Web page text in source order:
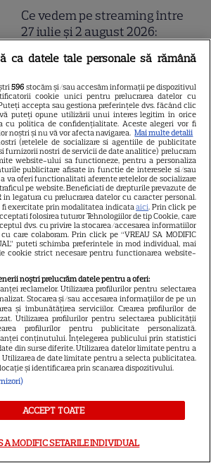
Ce vedem pe streaming între
27 iulie și 2 august 2026:
2 pe Disney+ și mari noutăți
Netflix
NETFLIX
Josh Hartnett revine pe Netflix
în thrillerul „Below”! Noutăți
majore despre premiile Emmy
și noul serial Dan Brown
DISNEY PLUS
Care-i buna și care-i reaua?
Emmy Rossum revine
spectaculos pe Disney+ în
thrillerul psihologic „Furie și
seducție”
ȘTIRI
25 de ani de la lansarea
filmului „Stăpânul inelelor:
Frăția Inelului”! Cum a creat
mai iubite producții fantasy din
ca datele tale personale să rămână
596 stocăm și/sau accesăm informații pe dispozitivul
cookie unici pentru prelucrarea datelor cu
accepta sau gestiona preferințele dvs. făcând clic
puteți opune utilizării unui interes legitim în orice
cu politica de confidențialitate. Aceste alegeri vor fi
noștri și nu vă vor afecta navigarea. Mai multe detalii
(retelele de socializare si agentiile de publicitate
furnizorii nostri de servicii de date analitice) prelucram
website-ului sa functioneze, pentru a personaliza
publicitare afisate in functie de interesele si/sau
va oferi functionalitati aferente retelelor de socializare
pe website. Beneficiati de drepturile prevazute de
in legatura cu prelucrarea datelor cu caracter personal.
fi exercitate prin modalitatea indicataaici. Prin click pe
acceptati folosirea tuturor Tehnologiilor de tip Cookie, care
dvs. cu privire la stocarea/accesarea informatiilor
care colaboram. Prin click pe “VREAU SA MODIFIC
puteti schimba preferintele in mod individual, mai
cookie strict necesare pentru functionarea website-
noștri prelucrăm datele pentru a oferi:
reclamelor. Utilizarea profilurilor pentru selectarea
Stocarea și/sau accesarea informațiilor de pe un
și îmbunătățirea serviciilor. Crearea profilurilor de
Utilizarea profilurilor pentru selectarea publicității
profilurilor pentru publicitate personalizată.
conținutului. Înțelegerea publicului prin statistici
din surse diferite. Utilizarea datelor limitate pentru a
de date limitate pentru a selecta publicitatea.
și identificarea prin scanarea dispozitivului.
ACCEPT TOATE
MODIFIC SETARILE INDIVIDUAL